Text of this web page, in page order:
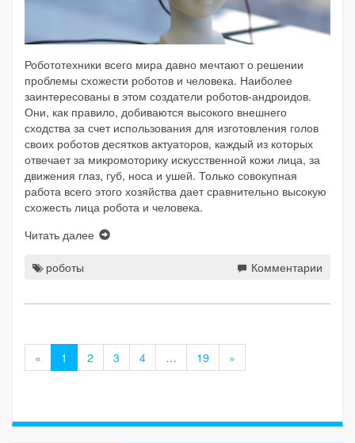
Робототехники всего мира давно мечтают о решении
проблемы схожести роботов и человека. Наиболее
заинтересованы в этом создатели роботов-андроидов.
Они, как правило, добиваются высокого внешнего
сходства за счет использования для изготовления голов
своих роботов десятков актуаторов, каждый из которых
отвечает за микромоторику искусственной кожи лица, за
движения глаз, губ, носа и ушей. Только совокупная
работа всего этого хозяйства дает сравнительно высокую
схожесть лица робота и человека.
Читать далее
роботы Комментарии
« 1 2 3 4 … 19 »